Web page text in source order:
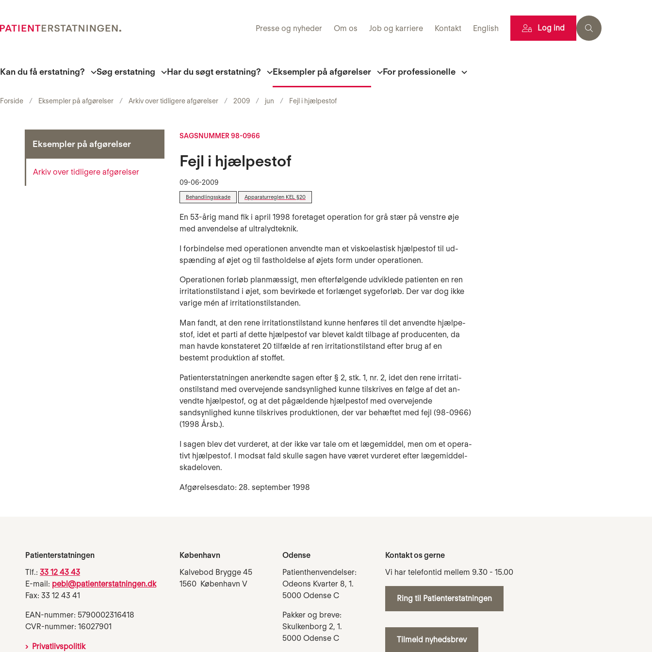
Presse og nyheder Om os Job og karriere Kontakt English Log ind
Kan du få erstatning? Søg erstatning Har du søgt erstatning? Eksempler på afgørelser For professionelle
Forside Eksempler på afgørelser Arkiv over tidligere afgørelser 2009 jun Fejl i hjælpestof
Eksempler på afgørelser
Arkiv over tidligere afgørelser
SAGSNUMMER 98-0966
Fejl i hjælpestof
09-06-2009
Behandlingsskade Apparaturreglen KEL §20
En 53-årig mand fik i april 1998 foretaget operation for grå stær på venstre øje
med anven­delse af ultralydteknik.
I forbindelse med operationen anvendte man et viskoelastisk hjælpestof til ud­
spænding af øjet og til fastholdelse af øjets form under operationen.
Operationen forløb planmæssigt, men efterfølgende udviklede patienten en ren
irri­tationstil­stand i øjet, som bevirkede et forlænget sygeforløb. Der var dog ikke
varige mén af irritati­onstilstanden.
Man fandt, at den rene irritationstilstand kunne henføres til det anvendte hjælpe­
stof, idet et parti af dette hjælpestof var blevet kaldt tilbage af producenten, da
man havde konstateret 20 tilfælde af ren irritationstilstand efter brug af en
bestemt produktion af stoffet.
Patienterstatningen anerkendte sagen efter § 2, stk. 1, nr. 2, idet den rene irritati­
onstilstand med overvejende sandsynlighed kunne tilskrives en følge af det an­
vendte hjælpestof, og at det pågældende hjælpestof med overvejende
sandsynlig­hed kunne tilskrives produktionen, der var behæftet med fejl (98-0966)
(1998 Årsb.).
I sagen blev det vurderet, at der ikke var tale om et lægemiddel, men om et opera­
tivt hjæl­pe­stof. I modsat fald skulle sagen have været vurderet efter lægemiddel­
skadeloven.
Afgørelsesdato: 28. september 1998
Patienterstatningen
Tlf.: 33 12 43 43
E-mail: pebl@patienterstatningen.dk
Fax: 33 12 43 41
EAN-nummer: 5790002316418
CVR-nummer: 16027901
Privatlivspolitik
København
Kalvebod Brygge 45
1560 København V
Odense
Patienthenvendelser:
Odeons Kvarter 8, 1.
5000 Odense C
Pakker og breve:
Skulkenborg 2, 1.
5000 Odense C
Kontakt os gerne
Vi har telefontid mellem 9.30 - 15.00
Ring til Patienterstatningen
Tilmeld nyhedsbrev